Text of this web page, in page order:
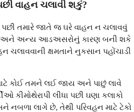
વાહન ચલાવી શકું?
પછી તમારે જાતે જ ઘરે વાહન ન ચલાવવું
અને અન્ય આડઅસરોનું કારણ બની શકે
ચલાવવાની ક્ષમતાને નુકસાન પહોંચાડી
માટે કોઈ તમને લઈ જાય અને પાછું લાવે
કીમોથેરાપી લીધા પછી ઘણા કલાકો
નબળા લાગે છે, તેથી પરિવહન માટે ટેકો